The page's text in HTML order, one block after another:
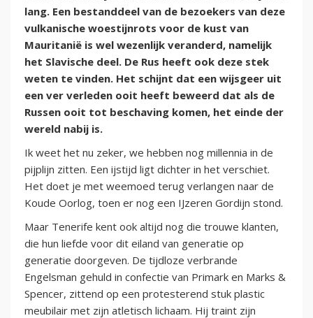
lang. Een bestanddeel van de bezoekers van deze
vulkanische woestijnrots voor de kust van
Mauritanië is wel wezenlijk veranderd, namelijk
het Slavische deel. De Rus heeft ook deze stek
weten te vinden. Het schijnt dat een wijsgeer uit
een ver verleden ooit heeft beweerd dat als de
Russen ooit tot beschaving komen, het einde der
wereld nabij is.
Ik weet het nu zeker, we hebben nog millennia in de
pijplijn zitten. Een ijstijd ligt dichter in het verschiet.
Het doet je met weemoed terug verlangen naar de
Koude Oorlog, toen er nog een IJzeren Gordijn stond.
Maar Tenerife kent ook altijd nog die trouwe klanten,
die hun liefde voor dit eiland van generatie op
generatie doorgeven. De tijdloze verbrande
Engelsman gehuld in confectie van Primark en Marks &
Spencer, zittend op een protesterend stuk plastic
meubilair met zijn atletisch lichaam. Hij traint zijn